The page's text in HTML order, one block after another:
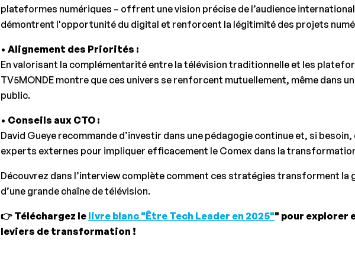
plateformes numériques – offrent une vision précise de l’audience
démontrent l'opportunité du digital et renforcent la légitimité des projets
• Alignement des Priorités :
En valorisant la complémentarité entre la télévision traditionnelle et les
TV5MONDE montre que ces univers se renforcent mutuellement, même dans
public.
• Conseils aux CTO :
David Gueye recommande d’investir dans une pédagogie continue et, si
experts externes pour impliquer efficacement le Comex dans la
Découvrez dans l’interview complète comment ces stratégies transforment la
d’une grande chaîne de télévision.
👉 Téléchargez le livre blanc "Être Tech Leader en 2025"" pour explorer
leviers de transformation !